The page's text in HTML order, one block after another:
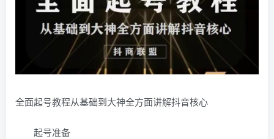
全面起号教程从基础到大神全方面讲解抖音核心
起号准备